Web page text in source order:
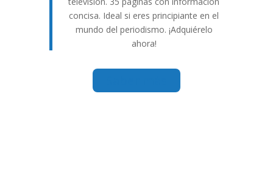
concisa. Ideal si eres principiante en el
mundo del periodismo. ¡Adquiérelo
ahora!